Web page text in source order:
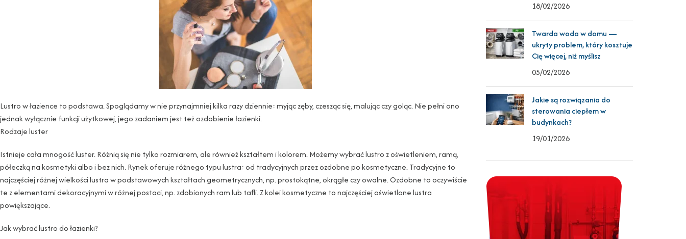
Lustro w łazience to podstawa. Spoglądamy w nie przynajmniej kilka razy dziennie: myjąc zęby, czesząc się, malując czy goląc. Nie pełni ono
jednak wyłącznie funkcji użytkowej, jego zadaniem jest też ozdobienie łazienki.
Rodzaje luster
Istnieje cała mnogość luster. Różnią się nie tylko rozmiarem, ale również kształtem i kolorem. Możemy wybrać lustro z oświetleniem, ramą,
półeczką na kosmetyki albo i bez nich. Rynek oferuje różnego typu lustra: od tradycyjnych przez ozdobne po kosmetyczne. Tradycyjne to
najczęściej różnej wielkości lustra w podstawowych kształtach geometrycznych, np. prostokątne, okrągłe czy owalne. Ozdobne to oczywiście
te z elementami dekoracyjnymi w różnej postaci, np. zdobionych ram lub tafli. Z kolei kosmetyczne to najczęściej oświetlone lustra
powiększające.
Jak wybrać lustro do łazienki?
18/02/2026
Twarda woda w domu —
ukryty problem, który kosztuje
Cię więcej, niż myślisz
05/02/2026
Jakie są rozwiązania do
sterowania ciepłem w
budynkach?
19/01/2026